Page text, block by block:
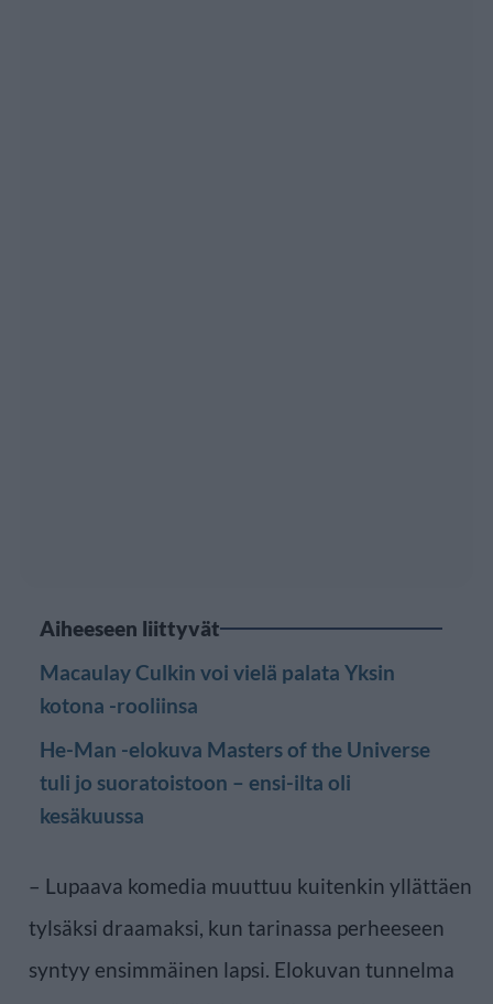
Aiheeseen liittyvät
Macaulay Culkin voi vielä palata Yksin
kotona -rooliinsa
He-Man -elokuva Masters of the Universe
tuli jo suoratoistoon – ensi-ilta oli
kesäkuussa
– Lupaava komedia muuttuu kuitenkin yllättäen
tylsäksi draamaksi, kun tarinassa perheeseen
syntyy ensimmäinen lapsi. Elokuvan tunnelma